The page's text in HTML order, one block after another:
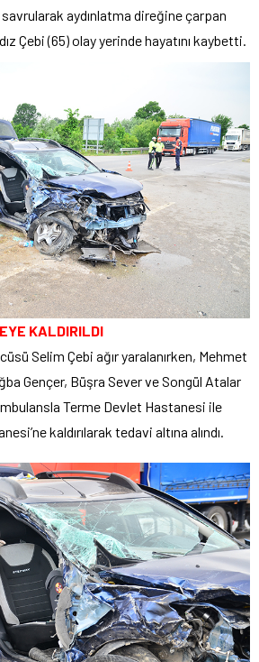
aydınlatma direğine çarpan
Çebi (65) olay yerinde hayatını kaybetti.
KALDIRILDI
Selim Çebi ağır yaralanırken, Mehmet
Gençer, Büşra Sever ve Songül Atalar
Terme Devlet Hastanesi ile
kaldırılarak tedavi altına alındı.